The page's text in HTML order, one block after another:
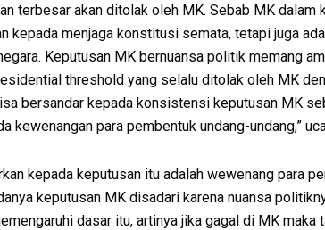
terbesar akan ditolak oleh MK. Sebab MK dalam
kepada menjaga konstitusi semata, tetapi juga
Keputusan MK bernuansa politik memang
threshold yang selalu ditolak oleh MK
bersandar kepada konsistensi keputusan MK
kewenangan para pembentuk undang-undang,”
kepada keputusan itu adalah wewenang para
keputusan MK disadari karena nuansa
dasar itu, artinya jika gagal di MK maka